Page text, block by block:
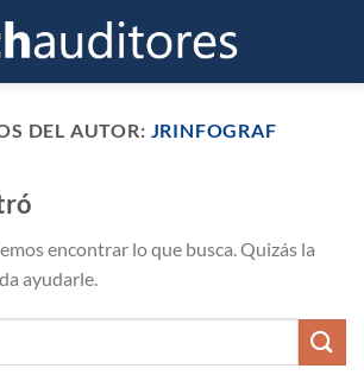
DEL AUTOR: JRINFOGRAF
encontrar lo que busca. Quizás la
ayudarle.